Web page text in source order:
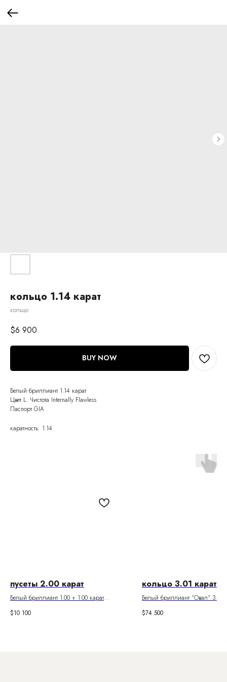
кольцо 1.14 карат
кольцо
$6 900
BUY NOW
Белый бриллиант 1.14 карат
Цвет L. Чистота Internally Flawless
Паспорт GIA
каратность: 1.14
пусеты 2.00 карат
Белый бриллиант 1.00 + 1.00 карат
Паспорта Gia
$10 100
кольцо 3.01 карат
Белый бриллиант "Овал" 3.01
Паспорт Gia
$74 500